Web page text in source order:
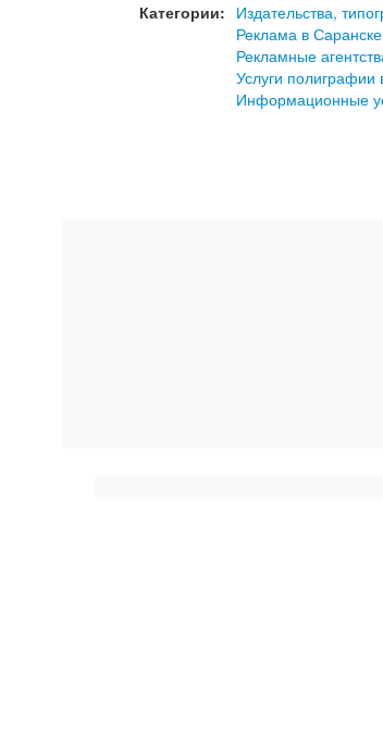
Категории: Издательства,
Реклама в Саранске
Рекламные
Услуги полиграфии
Информационные